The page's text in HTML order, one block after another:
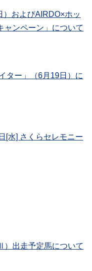
）およびAIRDO×ホッ
ャンペーン」について
ター」（6月19日）に
[水] さくらセレモニー
出走予定馬について